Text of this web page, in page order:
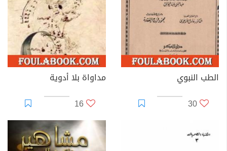
الطب النبوي
30
مداواة بلا أدوية
16